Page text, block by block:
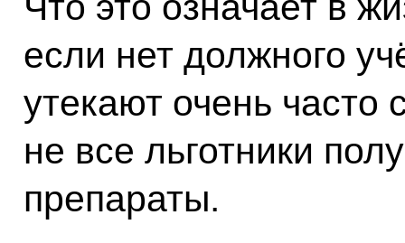
если нет должного
утекают очень часто
не все льготники
препараты.